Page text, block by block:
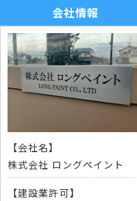
会社情報
【会社名】
株式会社 ロングペイント
【建設業許可】